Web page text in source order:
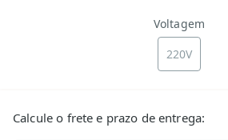
Voltagem
220V
Calcule o frete e prazo de entrega: